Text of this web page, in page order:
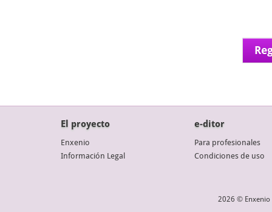
El proyecto
Enxenio
Información Legal
e-ditor
Para profesionales
Condiciones de uso
2026 © Enxenio